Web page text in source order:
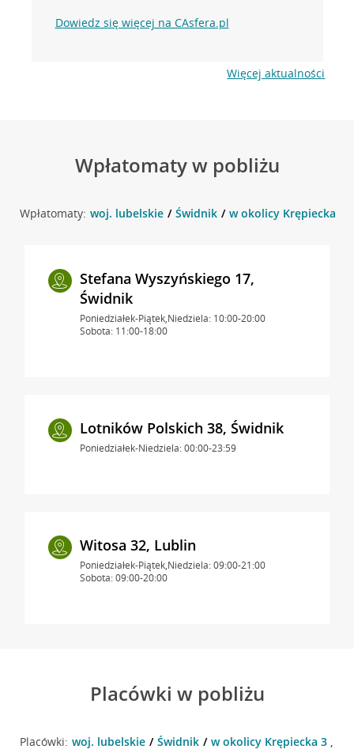
Dowiedz się więcej na CAsfera.pl
Więcej aktualności
Wpłatomaty w pobliżu
Wpłatomaty: woj. lubelskie Świdnik w okolicy Krępiecka 3
Stefana Wyszyńskiego 17,
Świdnik
Poniedziałek-Piątek,Niedziela: 10:00-20:00
Sobota: 11:00-18:00
Lotników Polskich 38, Świdnik
Poniedziałek-Niedziela: 00:00-23:59
Witosa 32, Lublin
Poniedziałek-Piątek,Niedziela: 09:00-21:00
Sobota: 09:00-20:00
Placówki w pobliżu
Placówki: woj. lubelskie Świdnik w okolicy Krępiecka 3 ,